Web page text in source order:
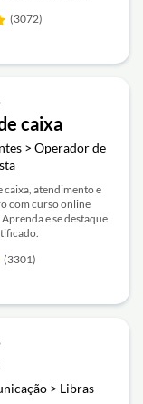
(3072)
caixa
> Operador de
caixa, atendimento e
com curso online
e se destaque
(3301)
> Libras